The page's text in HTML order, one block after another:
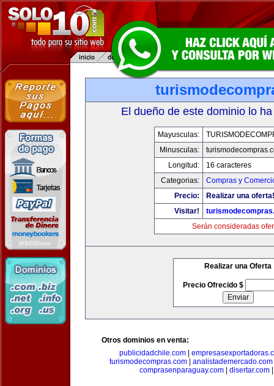
El dueño de este dominio lo
Mayusculas:
Minusculas:
Longitud:
16 caracteres
Categorias:
Compras y
Precio:
Realizar una oferta!
Visitar!
Serán consideradas
Realizar una Oferta
Precio Ofrecido $
Otros dominios en venta:
publicidadchile.com|
turismodecompras.com| analistademercado.com
comprasenparaguay.com
disertar.com